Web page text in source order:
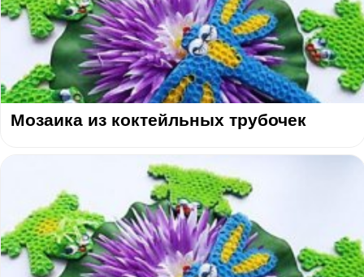
Мозаика из коктейльных трубочек